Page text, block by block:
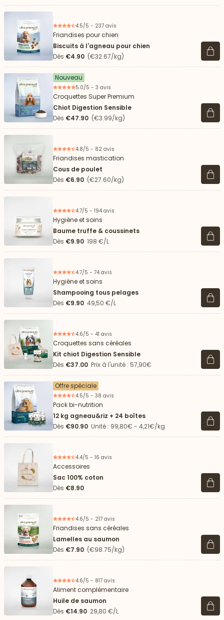
4.5/5 - 237 avis
Friandises pour chien
Biscuits à l'agneau pour chien
Dès €4.90 (€32.67/kg) Voir
Nouveau
5.0/5 - 3 avis
Croquettes Super Premium
Chiot Digestion Sensible
Dès €47.90 (€3.99/kg) Voir
4.8/5 - 82 avis
Friandises mastication
Cous de poulet
Dès €6.90 (€27.60/kg) Voir
4.7/5 - 194 avis
Hygiène et soins
Baume truffe & coussinets
Dès €9.90 198 €/L Voir
4.7/5 - 74 avis
Hygiène et soins
Shampooing tous pelages
Dès €9.90 49,50 €/L Voir
4.6/5 - 41 avis
Croquettes sans céréales
Kit chiot Digestion Sensible
Dès €37.00 Prix à l'unité : 57,90€ Voir
Offre spéciale
4.5/5 - 38 avis
Pack bi-nutrition
12 kg agneau&riz + 24 boîtes
Dès €90.90 Unité : 99,80€ - 4,21€/kg Voir
4.4/5 - 16 avis
Accessoires
Sac 100% coton
Dès €8.90 Voir
4.6/5 - 217 avis
Friandises sans céréales
Lamelles au saumon
Dès €7.90 (€98.75/kg) Voir
4.6/5 - 817 avis
Aliment complémentaire
Huile de saumon
Dès €14.90 29,80 €/L Voir